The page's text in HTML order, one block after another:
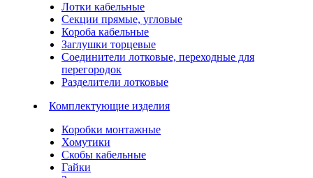
Лотки кабельные
Секции прямые, угловые
Короба кабельные
Заглушки торцевые
Соединители лотковые, переходные для
перегородок
Разделители лотковые
Комплектующие изделия
Коробки монтажные
Хомутики
Скобы кабельные
Гайки